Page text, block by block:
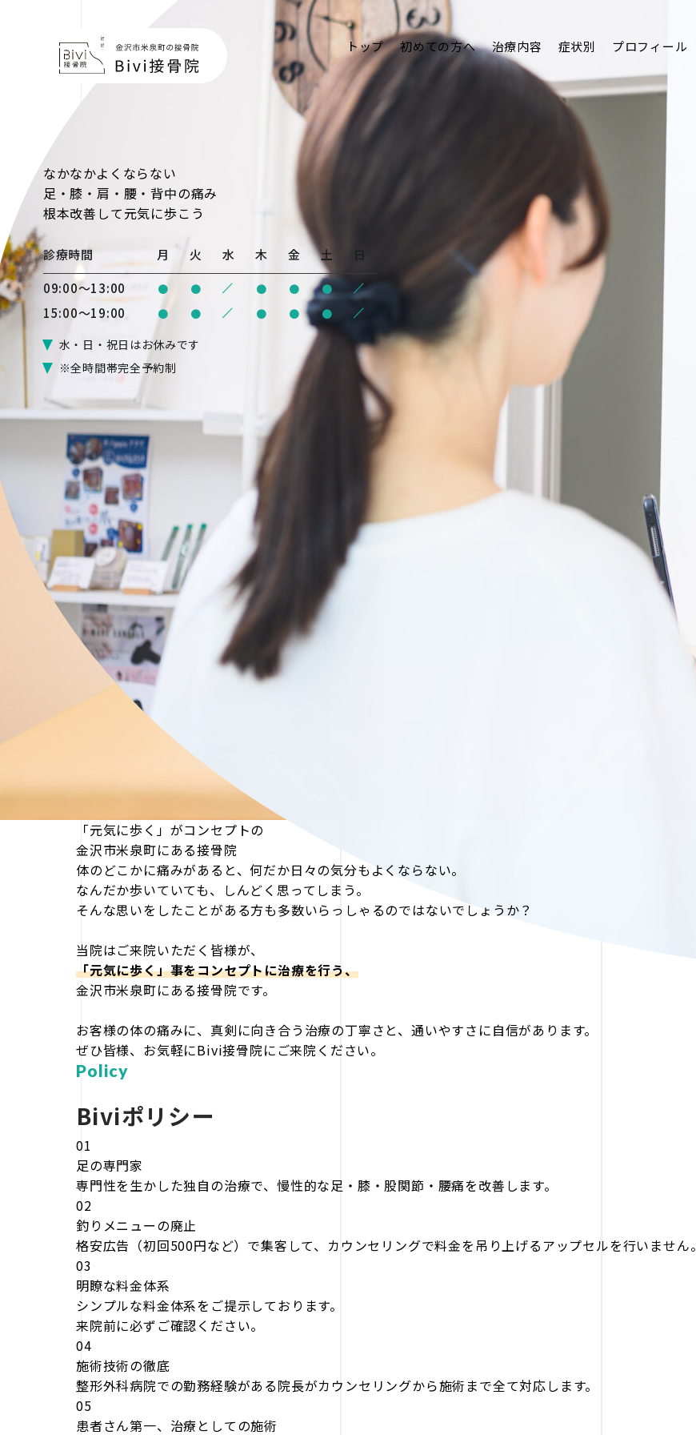
トップ 初めての方へ 治療内容 症状別 プロフィール
なかなかよくならない
足・膝・肩・腰・背中の痛み
根本改善 して元気に歩こう
診療時間 月 火 水 木 金 土
日
09:00〜13:00
● ● / ● ● ● /
15:00〜19:00 ● ● / ● ● ● /
水・日・祝日はお休みです
※全時間帯完全予約制
「元気に歩く」がコンセプトの
金沢市米泉町にある接骨院
体のどこかに痛みがあると、何だか日々の気分もよくならない。
なんだか歩いていても、しんどく思ってしまう。
そんな思いをしたことがある方も多数いらっしゃるのではないでしょうか？
当院はご来院いただく皆様が、
「元気に歩く」事をコンセプトに治療を行う、
金沢市米泉町にある接骨院です。
お客様の体の痛みに、真剣に向き合う治療の丁寧さと、通いやすさに自信があります。
ぜひ皆様、お気軽にBivi接骨院にご来院ください。
Policy
Biviポリシー
01
足の専門家
専門性を生かした独自の治療で、慢性的な足・膝・股関節・腰痛を改善します。
02
釣りメニューの廃止
格安広告（初回500円など）で集客して、カウンセリングで料金を吊り上げるアップセルを行いません。
03
明瞭な料金体系
シンプルな料金体系をご提示しております。
来院前に必ずご確認ください。
04
施術技術の徹底
整形外科病院での勤務経験がある院長がカウンセリングから施術まで全て対応します。
05
患者さん第一、治療としての施術